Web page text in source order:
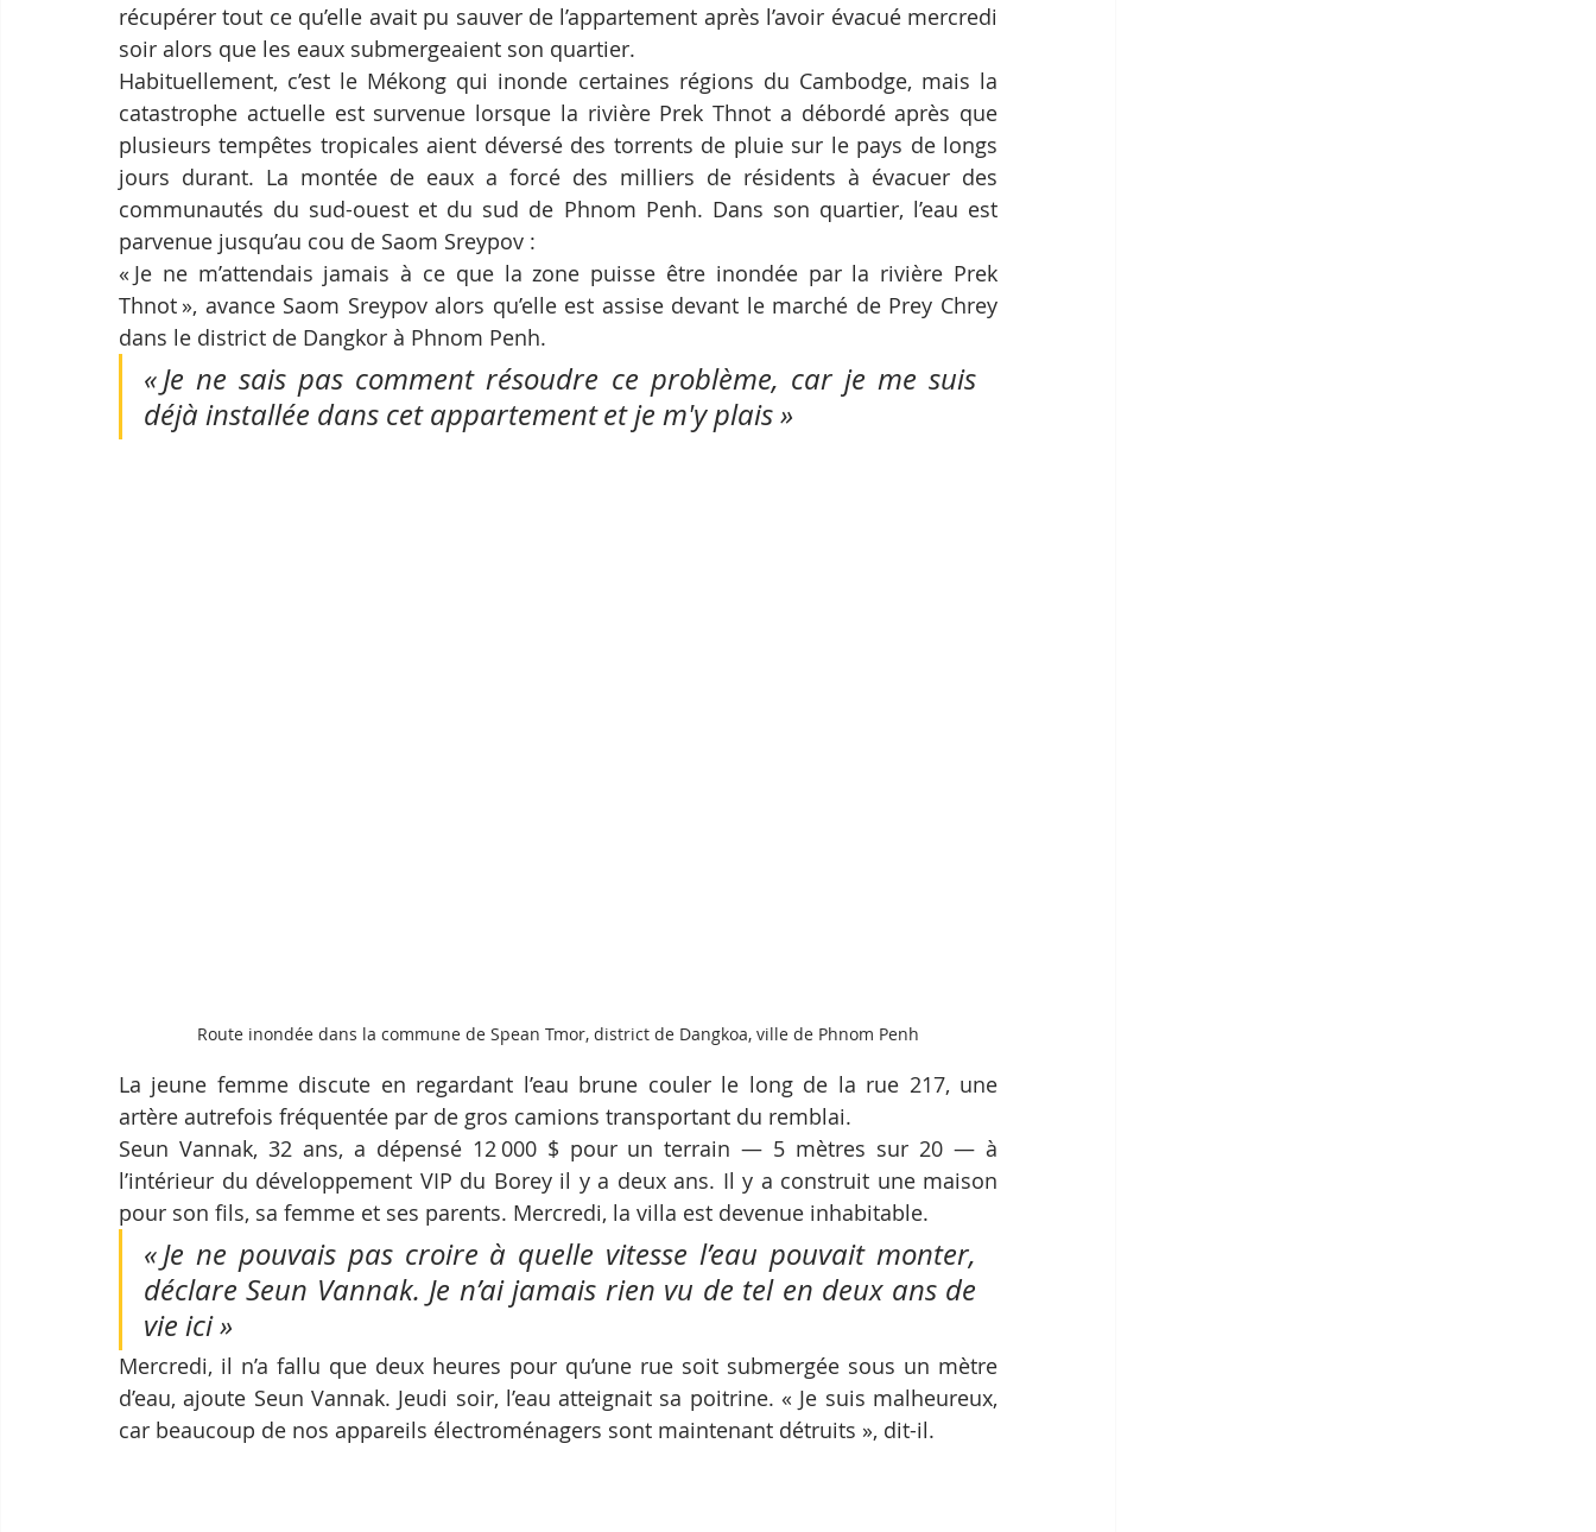
récupérer tout ce qu’elle avait pu sauver de l’appartement après l’avoir évacué mercredi
soir alors que les eaux submergeaient son quartier.
Habituellement, c’est le Mékong qui inonde certaines régions du Cambodge, mais la
catastrophe actuelle est survenue lorsque la rivière Prek Thnot a débordé après que
plusieurs tempêtes tropicales aient déversé des torrents de pluie sur le pays de longs
jours durant. La montée de eaux a forcé des milliers de résidents à évacuer des
communautés du sud-ouest et du sud de Phnom Penh. Dans son quartier, l’eau est
parvenue jusqu’au cou de Saom Sreypov :
« Je ne m’attendais jamais à ce que la zone puisse être inondée par la rivière Prek
Thnot », avance Saom Sreypov alors qu’elle est assise devant le marché de Prey Chrey
dans le district de Dangkor à Phnom Penh.
« Je ne sais pas comment résoudre ce problème, car je me suis
déjà installée dans cet appartement et je m'y plais »
Route inondée dans la commune de Spean Tmor, district de Dangkoa, ville de Phnom Penh
La jeune femme discute en regardant l’eau brune couler le long de la rue 217, une
artère autrefois fréquentée par de gros camions transportant du remblai.
Seun Vannak, 32 ans, a dépensé 12 000 $ pour un terrain — 5 mètres sur 20 — à
l’intérieur du développement VIP du Borey il y a deux ans. Il y a construit une maison
pour son fils, sa femme et ses parents. Mercredi, la villa est devenue inhabitable.
« Je ne pouvais pas croire à quelle vitesse l’eau pouvait monter,
déclare Seun Vannak. Je n’ai jamais rien vu de tel en deux ans de
vie ici »
Mercredi, il n’a fallu que deux heures pour qu’une rue soit submergée sous un mètre
d’eau, ajoute Seun Vannak. Jeudi soir, l’eau atteignait sa poitrine. « Je suis malheureux,
car beaucoup de nos appareils électroménagers sont maintenant détruits », dit-il.